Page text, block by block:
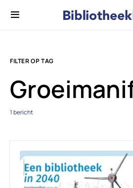
FILTER OP TAG
1 bericht